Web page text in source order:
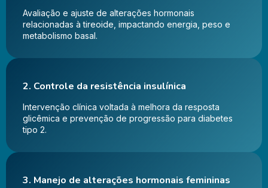
Avaliação e ajuste de alterações hormonais
relacionadas à tireoide, impactando energia, peso e
metabolismo basal.
2. Controle da resistência insulínica
Intervenção clínica voltada à melhora da resposta
glicêmica e prevenção de progressão para diabetes
tipo 2.
3. Manejo de alterações hormonais femininas